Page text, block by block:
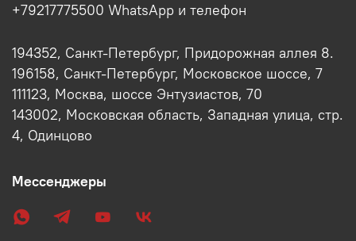
+79217775500 WhatsApp и телефон
194352, Санкт-Петербург, Придорожная аллея 8.
196158, Санкт-Петербург, Московское шоссе, 7
111123, Москва, шоссе Энтузиастов, 70
143002, Московская область, Западная улица, стр.
4, Одинцово
Мессенджеры